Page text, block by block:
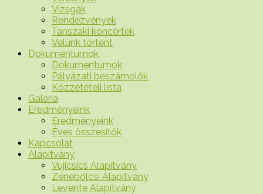
Vizsgák
Rendezvények
Tanszaki koncertek
Velünk történt
Dokumentumok
Dokumentumok
Pályázati beszámolók
Közzétételi lista
Galéria
Eredményeink
Eredményeink
Éves összesítők
Kapcsolat
Alapítvány
Vujicsics Alapítvány
Zenebölcsi Alapítvány
Levente Alapítvány